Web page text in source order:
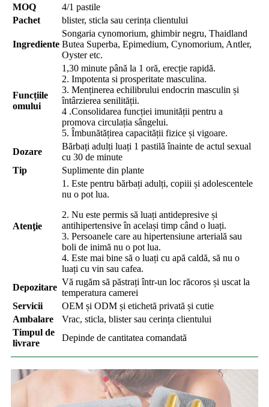
MOQ
4/1 pastile
Pachet
blister, sticla sau cerința clientului
Ingrediente
Songaria cynomorium, ghimbir negru, Thaidland
Butea Superba, Epimedium, Cynomorium, Antler,
Oyster etc.
Funcțiile
omului
1,30 minute până la 1 oră, erecție rapidă.
2. Impotenta si prosperitate masculina.
3. Menținerea echilibrului endocrin masculin și
întârzierea senilității.
4 .Consolidarea funcției imunității pentru a
promova circulația sângelui.
5. Îmbunătățirea capacității fizice și vigoare.
Dozare
Bărbați adulți luați 1 pastilă înainte de actul sexual
cu 30 de minute
Tip
Suplimente din plante
Atenţie
1. Este pentru bărbați adulți, copiii și adolescentele
nu o pot lua.
2. Nu este permis să luați antidepresive și
antihipertensive în același timp când o luați.
3. Persoanele care au hipertensiune arterială sau
boli de inimă nu o pot lua.
4. Este mai bine să o luați cu apă caldă, să nu o
luați cu vin sau cafea.
Depozitare
Vă rugăm să păstrați într-un loc răcoros și uscat la
temperatura camerei
Servicii
OEM și ODM și etichetă privată și cutie
Ambalare
Vrac, sticla, blister sau cerința clientului
Timpul de
livrare
Depinde de cantitatea comandată